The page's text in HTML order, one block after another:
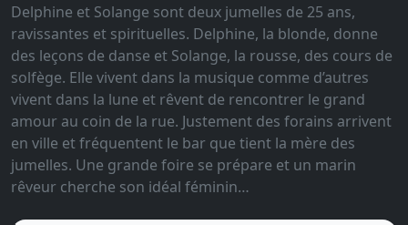
Delphine et Solange sont deux jumelles de 25 ans,
ravissantes et spirituelles. Delphine, la blonde, donne
des leçons de danse et Solange, la rousse, des cours de
solfège. Elle vivent dans la musique comme d’autres
vivent dans la lune et rêvent de rencontrer le grand
amour au coin de la rue. Justement des forains arrivent
en ville et fréquentent le bar que tient la mère des
jumelles. Une grande foire se prépare et un marin
rêveur cherche son idéal féminin…